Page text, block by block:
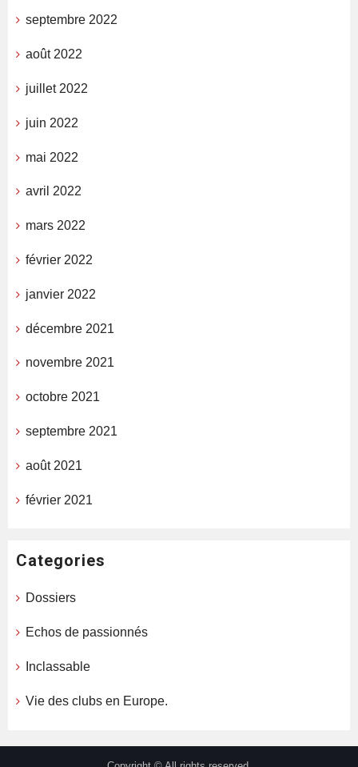
septembre 2022
août 2022
juillet 2022
juin 2022
mai 2022
avril 2022
mars 2022
février 2022
janvier 2022
décembre 2021
novembre 2021
octobre 2021
septembre 2021
août 2021
février 2021
Categories
Dossiers
Echos de passionnés
Inclassable
Vie des clubs en Europe.